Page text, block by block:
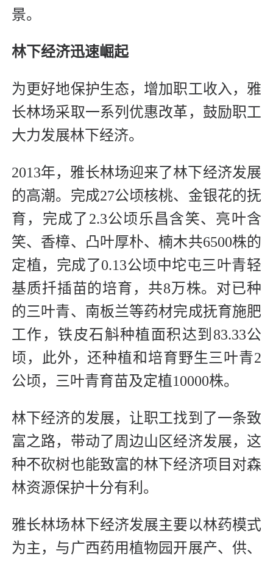
景。
林下经济迅速崛起
为更好地保护生态，增加职工收入，雅
长林场采取一系列优惠改革，鼓励职工
大力发展林下经济。
2013年，雅长林场迎来了林下经济发展
的高潮。完成27公顷核桃、金银花的抚
育，完成了2.3公顷乐昌含笑、亮叶含
笑、香樟、凸叶厚朴、楠木共6500株的
定植，完成了0.13公顷中坨屯三叶青轻
基质扦插苗的培育，共8万株。对已种
的三叶青、南板兰等药材完成抚育施肥
工作，铁皮石斛种植面积达到83.33公
顷，此外，还种植和培育野生三叶青2
公顷，三叶青育苗及定植10000株。
林下经济的发展，让职工找到了一条致
富之路，带动了周边山区经济发展，这
种不砍树也能致富的林下经济项目对森
林资源保护十分有利。
雅长林场林下经济发展主要以林药模式
为主，与广西药用植物园开展产、供、